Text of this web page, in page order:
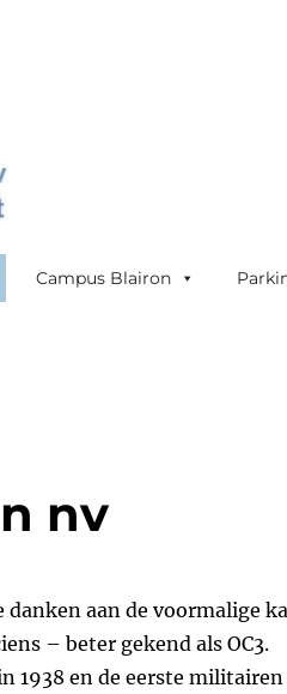
Campus Blairon
nv
aan de voormalige
– beter gekend als OC3.
1938 en de eerste